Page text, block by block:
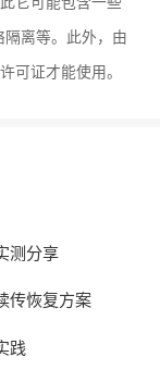
离等。此外，由
可证才能使用。
测分享
传恢复方案
践